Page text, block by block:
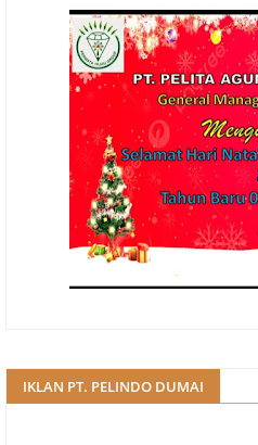
IKLAN PT. PELINDO DUMAI